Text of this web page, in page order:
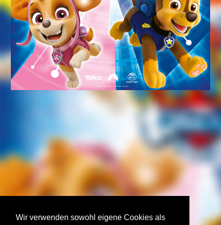
Wir verwenden sowohl eigene Cookies als